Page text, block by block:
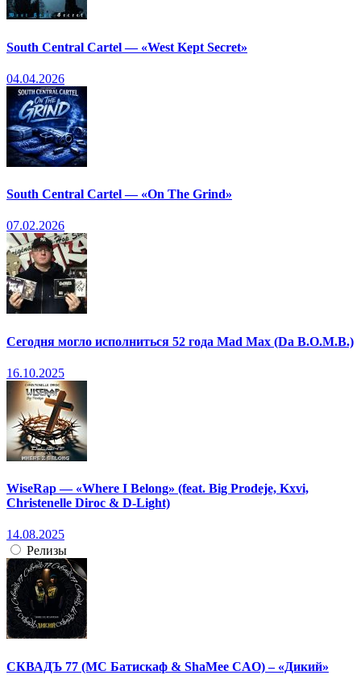
South Central Cartel — «West Kept Secret»
04.04.2026
South Central Cartel — «On The Grind»
07.02.2026
Сегодня могло исполниться 52 года Mad Max (Da B.O.M.B.)
16.10.2025
WiseRap — «Where I Belong» (feat. Big Prodeje, Kxvi,
Christenelle Diroc & D-Light)
14.08.2025
Релизы
СКВАДЪ 77 (МС Батискаф & ShaMee CAO) – «Дикий»